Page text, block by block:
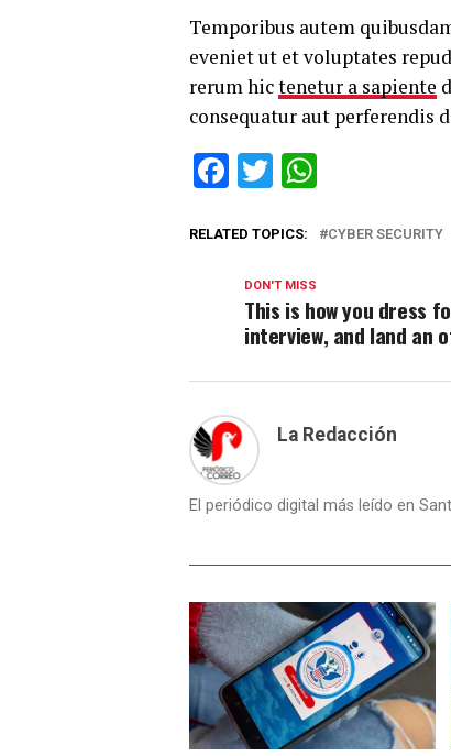
Temporibus autem
eveniet ut et voluptates
rerum hictenetur a sapiente
consequatur aut perferendis
Facebook
Twitter
RELATED TOPICS: CYBER SECURITY
DON'T MISS
This is how you dress
interview, and land an
La Redacción
El periódico digital más leído en